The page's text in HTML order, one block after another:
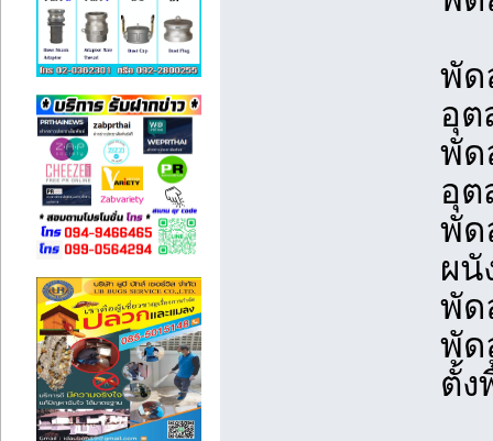
พัด
อุต
พัด
อุต
พัด
ผนั
พัด
พัด
ตั้ง